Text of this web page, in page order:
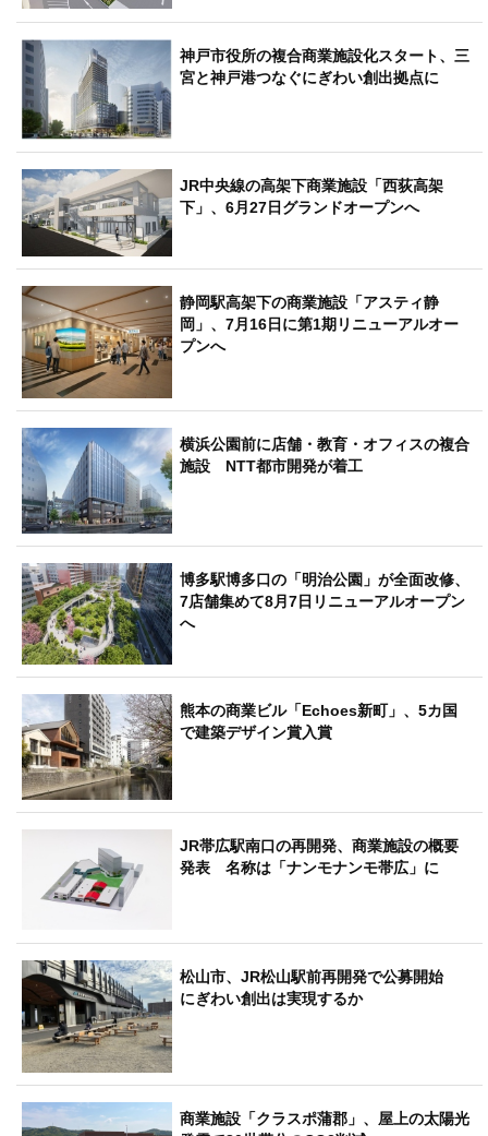
神戸市役所の複合商業施設化スタート、三
宮と神戸港つなぐにぎわい創出拠点に
JR中央線の高架下商業施設「西荻高架
下」、6月27日グランドオープンへ
静岡駅高架下の商業施設「アスティ静
岡」、7月16日に第1期リニューアルオー
プンへ
横浜公園前に店舗・教育・オフィスの複合
施設 NTT都市開発が着工
博多駅博多口の「明治公園」が全面改修、
7店舗集めて8月7日リニューアルオープン
へ
熊本の商業ビル「Echoes新町」、5カ国
で建築デザイン賞入賞
JR帯広駅南口の再開発、商業施設の概要
発表 名称は「ナンモナンモ帯広」に
松山市、JR松山駅前再開発で公募開始
にぎわい創出は実現するか
商業施設「クラスポ蒲郡」、屋上の太陽光